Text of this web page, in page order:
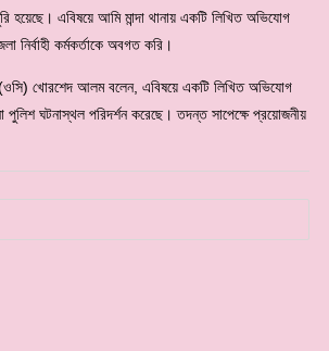
হয়েছে। এবিষয়ে আমি মান্দা থানায় একটি লিখিত অভিযোগ
নির্বাহী কর্মকর্তাকে অবগত করি।
(ওসি) খোরশেদ আলম বলেন, এবিষয়ে একটি লিখিত অভিযোগ
পুলিশ ঘটনাস্থল পরিদর্শন করেছে। তদন্ত সাপেক্ষে প্রয়োজনীয়